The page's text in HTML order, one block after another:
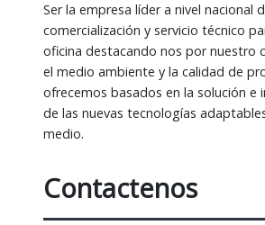
Ser la empresa líder a nivel nacional
comercialización y servicio técnico
oficina destacando nos por nuestro
el medio ambiente y la calidad de
ofrecemos basados en la solución e
de las nuevas tecnologías
medio.
Contactenos